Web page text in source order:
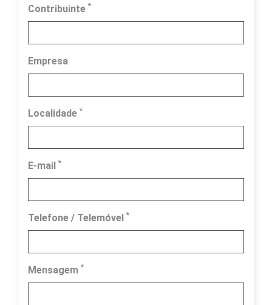
Contribuinte *
Empresa
Localidade *
E-mail *
Telefone / Telemóvel *
Mensagem *